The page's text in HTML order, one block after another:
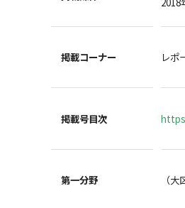
掲載コーナー レポ
掲載号目次
第一分野 （